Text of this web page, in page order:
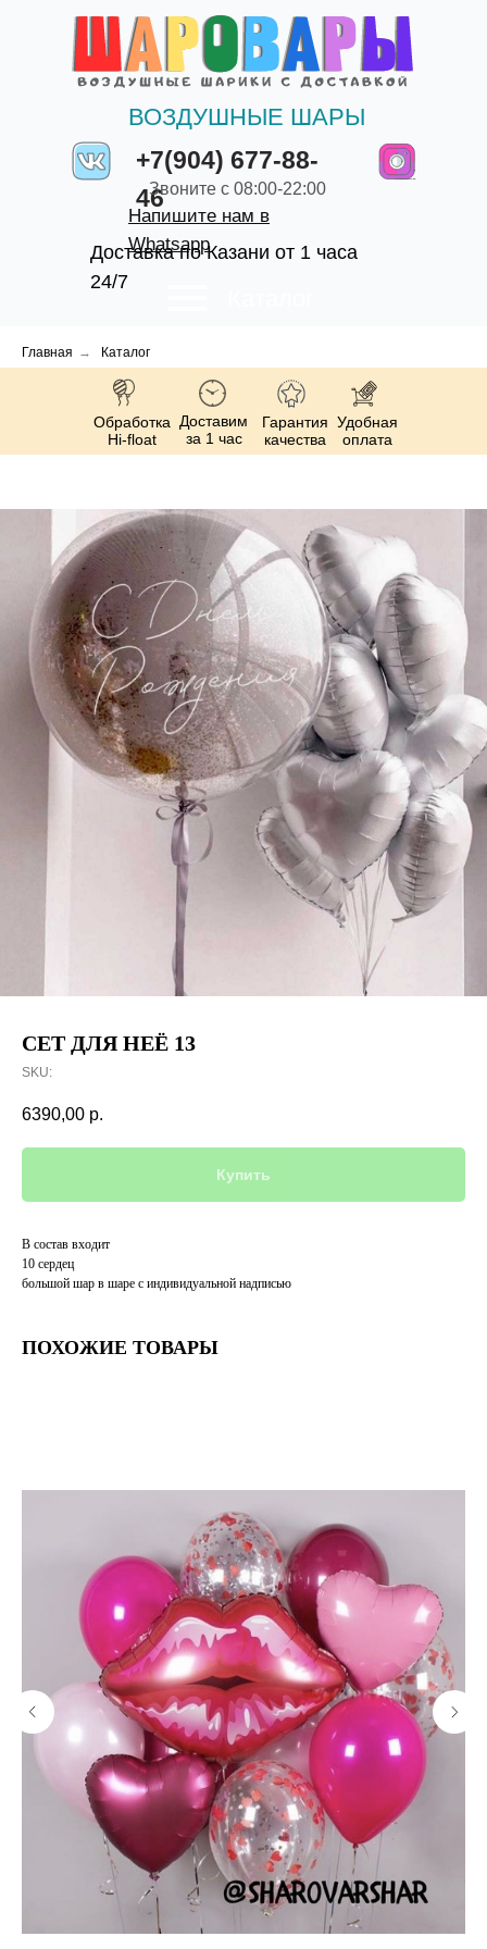
+7(904) 677-88-
46
ВОЗДУШНЫЕ ШАРЫ
Доставка по Казани от 1 часа
24/7
Звоните с 08:00-22:00
Напишите нам в
Whatsapp
Главная → Каталог
Обработка
Hi-float
Доставим
за 1 час
Гарантия
качества
Удобная
оплата
СЕТ ДЛЯ НЕЁ 13
SKU:
6390,00 р.
Купить
В состав входит
10 сердец
большой шар в шаре с индивидуальной надписью
ПОХОЖИЕ ТОВАРЫ